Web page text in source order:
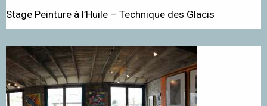
Stage Peinture à l’Huile – Technique des Glacis